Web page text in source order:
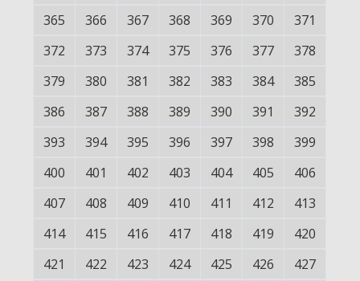
365
366 367 368 369 370
371
372
373 374 375 376 377
378
379
380 381 382 383 384
385
386
387 388 389 390 391
392
393
394 395 396 397 398
399
400
401 402 403 404 405
406
407
408 409 410 411 412
413
414
415 416 417 418 419
420
421
422 423 424 425 426 427